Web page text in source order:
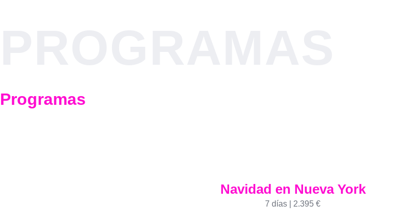
Programas
Navidad en Nueva York
7 días | 2.395 €